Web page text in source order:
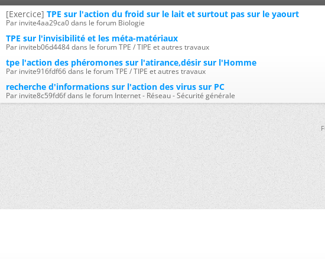
[Exercice] TPE sur l'action du froid sur le lait et surtout pas sur le yaourt
Par invite4aa29ca0 dans le forum Biologie
TPE sur l'invisibilité et les méta-matériaux
Par inviteb06d4484 dans le forum TPE / TIPE et autres travaux
tpe l'action des phéromones sur l'atirance,désir sur l'Homme
Par invite916fdf66 dans le forum TPE / TIPE et autres travaux
recherche d'informations sur l'action des virus sur PC
Par invite8c59fd6f dans le forum Internet - Réseau - Sécurité générale